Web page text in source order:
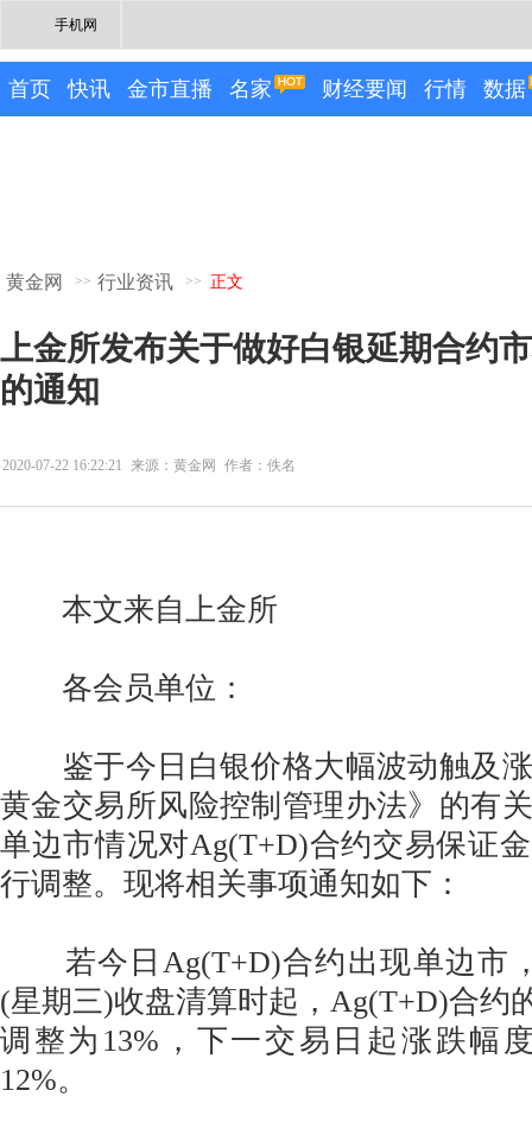
手机网
首页 快讯 金市直播 名家 财经要闻 行情 数据
黄金网 >> 行业资讯 >> 正文
上金所发布关于做好白银延期合约
的通知
2020-07-22 16:22:21 来源：黄金网 作者：佚名
本文来自上金所
各会员单位：
鉴于今日白银价格大幅波动触及涨
黄金交易所风险控制管理办法》的有
单边市情况对Ag(T+D)合约交易保证
行调整。现将相关事项通知如下：
若今日Ag(T+D)合约出现单边市，
(星期三)收盘清算时起，Ag(T+D)合约
调整为13%，下一交易日起涨跌幅
12%。